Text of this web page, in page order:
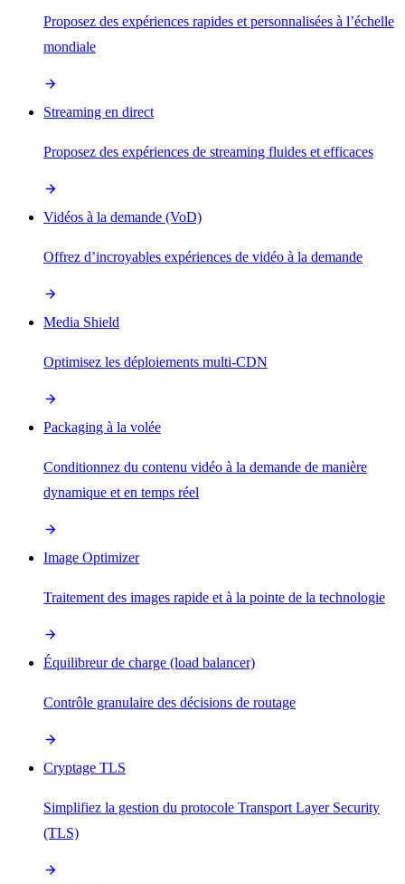
Proposez des expériences rapides et personnalisées à l’échelle
mondiale
Streaming en direct
Proposez des expériences de streaming fluides et efficaces
Vidéos à la demande (VoD)
Offrez d’incroyables expériences de vidéo à la demande
Media Shield
Optimisez les déploiements multi-CDN
Packaging à la volée
Conditionnez du contenu vidéo à la demande de manière
dynamique et en temps réel
Image Optimizer
Traitement des images rapide et à la pointe de la technologie
Équilibreur de charge (load balancer)
Contrôle granulaire des décisions de routage
Cryptage TLS
Simplifiez la gestion du protocole Transport Layer Security
(TLS)